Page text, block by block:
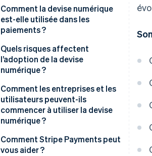
MNBC
Blockchains et registres
distribués
Cryptographie
Mécanismes de consensus
Contrats intelligents
Wallets
Comment la devise numérique
est-elle utilisée dans les
paiements ?
Paiements en ligne
Virements internationaux
Dépenses réelles
Quels risques affectent
l’adoption de la devise
numérique ?
Comment les entreprises et les
utilisateurs peuvent-ils
commencer à utiliser la devise
numérique ?
Comment Stripe Payments peut
vous aider ?